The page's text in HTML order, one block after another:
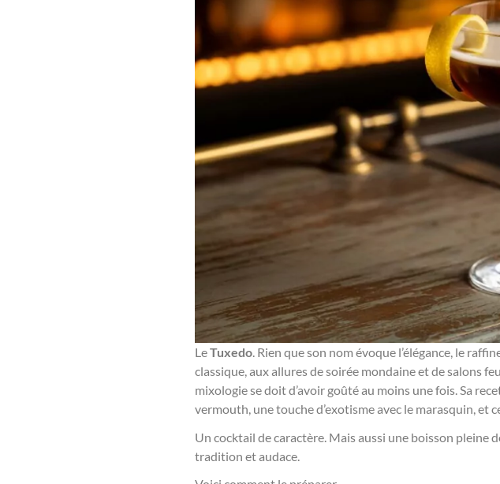
LeTuxedo. Rien que son nom évoque l’élégance, le
classique, aux allures de soirée mondaine et de salons
mixologie se doit d’avoir goûté au moins une fois. Sa
vermouth, une touche d’exotisme avec le marasquin, et
Un cocktail de caractère. Mais aussi une boisson pleine
tradition et audace.